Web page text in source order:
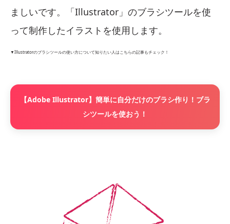
ましいです。「Illustrator」のブラシツールを使
って制作したイラストを使用します。
▼Illustratorのブラシツールの使い方について知りたい人はこちらの記事もチェック！
【Adobe Illustrator】簡単に自分だけのブラシ作り！ブラ
シツールを使おう！